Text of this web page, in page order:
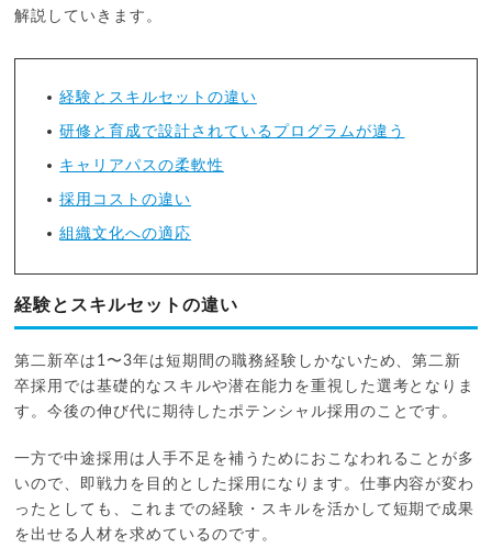
解説していきます。
経験とスキルセットの違い
研修と育成で設計されているプログラムが違う
キャリアパスの柔軟性
採用コストの違い
組織文化への適応
経験とスキルセットの違い
第二新卒は1〜3年は短期間の職務経験しかないため、第二新
卒採用では基礎的なスキルや潜在能力を重視した選考となりま
す。今後の伸び代に期待したポテンシャル採用のことです。
一方で中途採用は人手不足を補うためにおこなわれることが多
いので、即戦力を目的とした採用になります。仕事内容が変わ
ったとしても、これまでの経験・スキルを活かして短期で成果
を出せる人材を求めているのです。